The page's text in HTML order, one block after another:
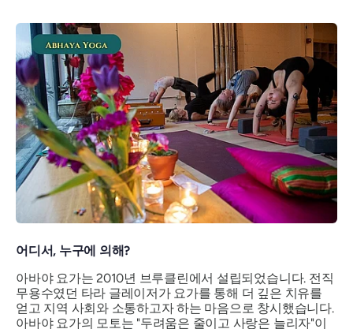
어디서, 누구에 의해?
아바야 요가는 2010년 브루클린에서 설립되었습니다. 전직
무용수였던 타라 글레이저가 요가를 통해 더 깊은 치유를
얻고 지역 사회와 소통하고자 하는 마음으로 창시했습니다.
아바야 요가의 모토는 "두려움은 줄이고 사랑은 늘리자"이